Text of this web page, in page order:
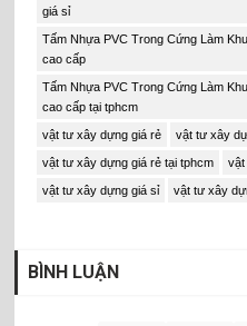
giá sỉ
Tấm Nhựa PVC Trong Cứng Làm
cao cấp
Tấm Nhựa PVC Trong Cứng Làm
cao cấp tại tphcm
vật tư xây dựng giá rẻ vật tư xây
vật tư xây dựng giá rẻ tại tphcm
vật tư xây dựng giá sỉ vật tư xây
BÌNH LUẬN